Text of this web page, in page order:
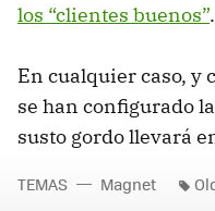
los “clientes buenos”.
En cualquier caso, y
se han configurado
susto gordo llevará
TEMAS Magnet